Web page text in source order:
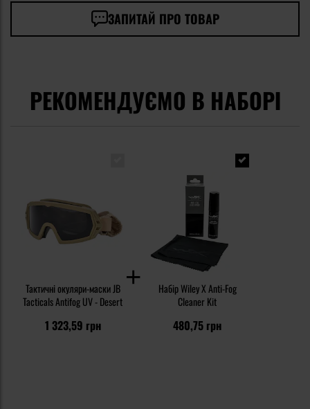
ЗАПИТАЙ ПРО ТОВАР
РЕКОМЕНДУЄМО В НАБОРІ
Тактичні окуляри-маски JB
Tacticals Antifog UV - Desert
1 323,59 грн
Набір Wiley X Anti-Fog
Cleaner Kit
480,75 грн